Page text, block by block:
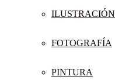
ILUSTRACIÓN
FOTOGRAFÍA
PINTURA